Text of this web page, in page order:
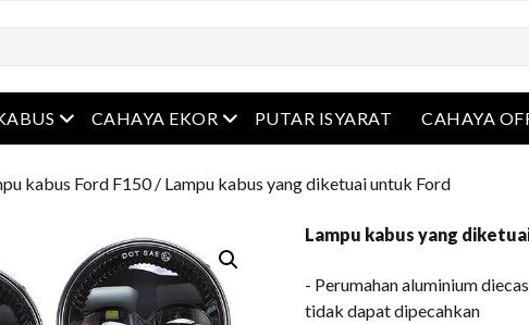
Buka menu
CAHAYA EKOR Buka menu
PUTAR ISYARAT CAHAYA
kabus Ford F150/ Lampu kabus yang diketuai untuk Ford
Lampu kabus yang
​- Perumahan aluminium
tidak dapat dipecahkan